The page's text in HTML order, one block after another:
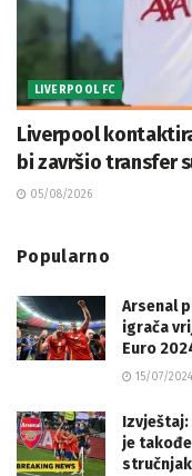
LIVERPOOL FC
Liverpool
bi završio transfer
05/08/2026
Popularno
Arsenal
igrača
Euro
15/07/2024
je